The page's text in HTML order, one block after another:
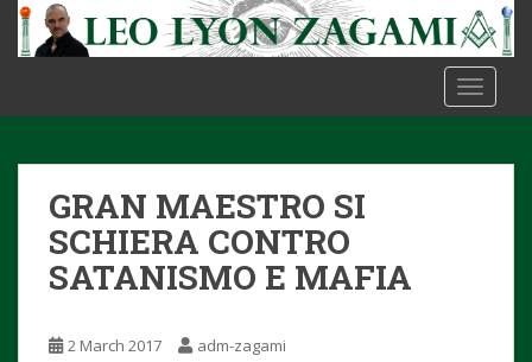
t
GRAN MAESTRO SI
SCHIERA CONTRO
SATANISMO E MAFIA
2 March 2017 adm-zagami